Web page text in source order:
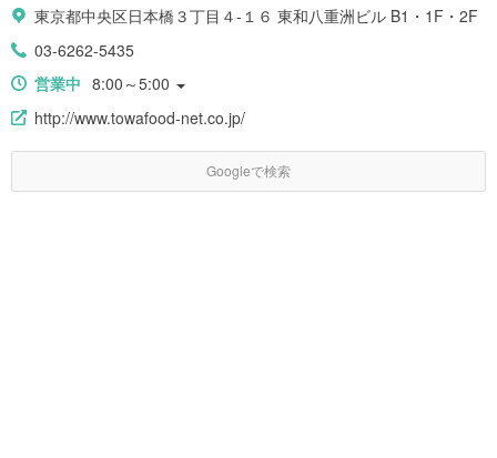
東京都中央区日本橋３丁目４-１６ 東和八重洲ビル B1・1F・2F
03-6262-5435
営業中 8:00～5:00
http://www.towafood-net.co.jp/
Googleで検索